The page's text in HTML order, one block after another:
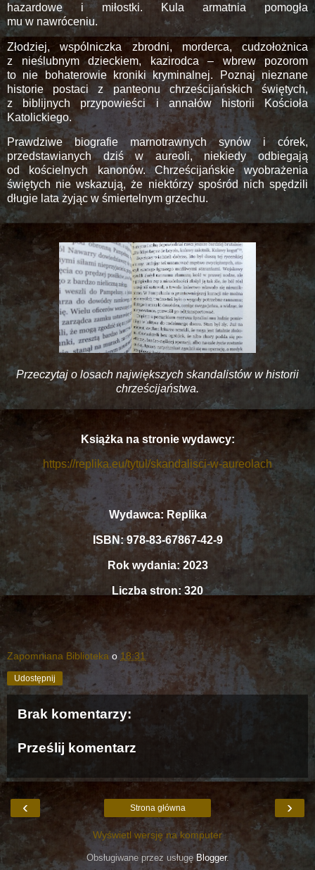
hazardowe i miłostki. Kula armatnia pomogła
mu w nawróceniu.
Złodziej, wspólniczka zbrodni, morderca, cudzołożnica
z nieślubnym dzieckiem, kazirodca – wbrew pozorom
to nie bohaterowie kroniki kryminalnej. Poznaj nieznane
historie postaci z panteonu chrześcijańskich świętych,
z biblijnych przypowieści i annałów historii Kościoła
Katolickiego.
Prawdziwe biografie marnotrawnych synów i córek,
przedstawianych dziś w aureoli, niekiedy odbiegają
od kościelnych kanonów. Chrześcijańskie wyobrażenia
świętych nie wskazują, że niektórzy spośród nich spędzili
długie lata żyjąc w śmiertelnym grzechu.
Przeczytaj o losach największych skandalistów w historii
chrześcijaństwa.
Książka na stronie wydawcy:
https://replika.eu/tytul/skandalisci-w-aureolach
Wydawca: Replika
ISBN: 978-83-67867-42-9
Rok wydania: 2023
Liczba stron: 320
Zapomniana Biblioteka o 18:31
Udostępnij
Brak komentarzy:
Prześlij komentarz
‹ ›
Strona główna
Wyświetl wersję na komputer
Obsługiwane przez usługę Blogger.